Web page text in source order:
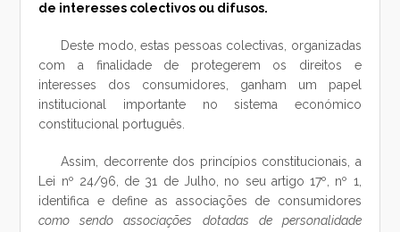
de interesses colectivos ou difusos.
Deste modo, estas pessoas colectivas, organizadas
com a finalidade de protegerem os direitos e
interesses dos consumidores, ganham um papel
institucional importante no sistema económico
constitucional português.
Assim, decorrente dos princípios constitucionais, a
Lei nº 24/96, de 31 de Julho, no seu artigo 17º, nº 1,
identifica e define as associações de consumidores
como sendo associações dotadas de personalidade